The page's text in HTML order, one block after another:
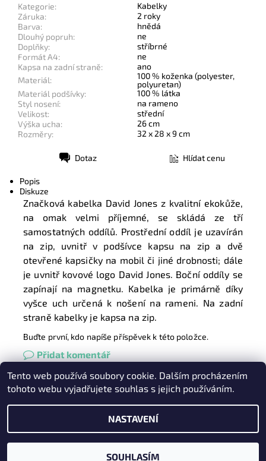
Kategorie:
Kabelky
Záruka:
2 roky
Barva:
hnědá
Dlouhý popruh:
ne
Doplňky:
stříbrné
Formát A4:
ne
Kapsa na zadní straně:
ano
Materiál:
100 % koženka (polyester,
polyuretan)
Materiál podšívky:
100 % látka
Styl nosení:
na rameno
Velikost:
střední
Výška ucha:
26 cm
Rozměry:
32 x 28 x 9 cm
Dotaz Hlídat cenu
Popis
Diskuze
Značková kabelka David Jones z kvalitní ekokůže,
na omak velmi příjemné, se skládá ze tří
samostatných oddílů. Prostřední oddíl je uzavírán
na zip, uvnitř v podšívce kapsu na zip a dvě
otevřené kapsičky na mobil či jiné drobnosti; dále
je uvnitř kovové logo David Jones. Boční oddíly se
zapínají na magnetku. Kabelka je primárně díky
vyšce uch určená k nošení na rameni. Na zadní
straně kabelky je kapsa na zip.
Buďte první, kdo napíše příspěvek k této položce.
Přidat komentář
Heureka.cz | Zboží.cz Oázakabelek
2026 © Kabelky pro Vás, všechna práva vyhrazena
Vytvořil Shoptet
Tento web používá soubory cookie. Dalším procházením
tohoto webu vyjadřujete souhlas s jejich používáním.
NASTAVENÍ
SOUHLASÍM